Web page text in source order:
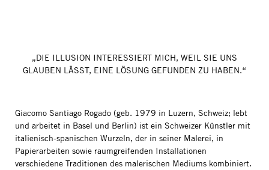
„DIE ILLUSION INTERESSIERT MICH, WEIL SIE UNS
GLAUBEN LÄSST, EINE LÖSUNG GEFUNDEN ZU HABEN.“
Giacomo Santiago Rogado (geb. 1979 in Luzern, Schweiz; lebt
und arbeitet in Basel und Berlin) ist ein Schweizer Künstler mit
italienisch-spanischen Wurzeln, der in seiner Malerei, in
Papierarbeiten sowie raumgreifenden Installationen
verschiedene Traditionen des malerischen Mediums kombiniert.